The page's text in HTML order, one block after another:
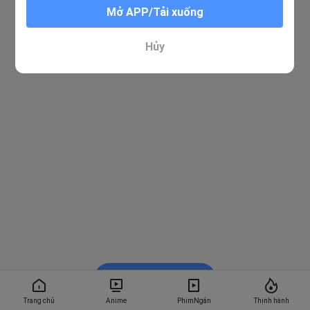
Trang chủ Anime PhimNgắn Thịnh hành
Mở APP/Tải xuống
Hủy
Xem trong BiliBili